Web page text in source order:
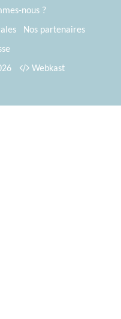
nous ?
Nos partenaires
Webkast